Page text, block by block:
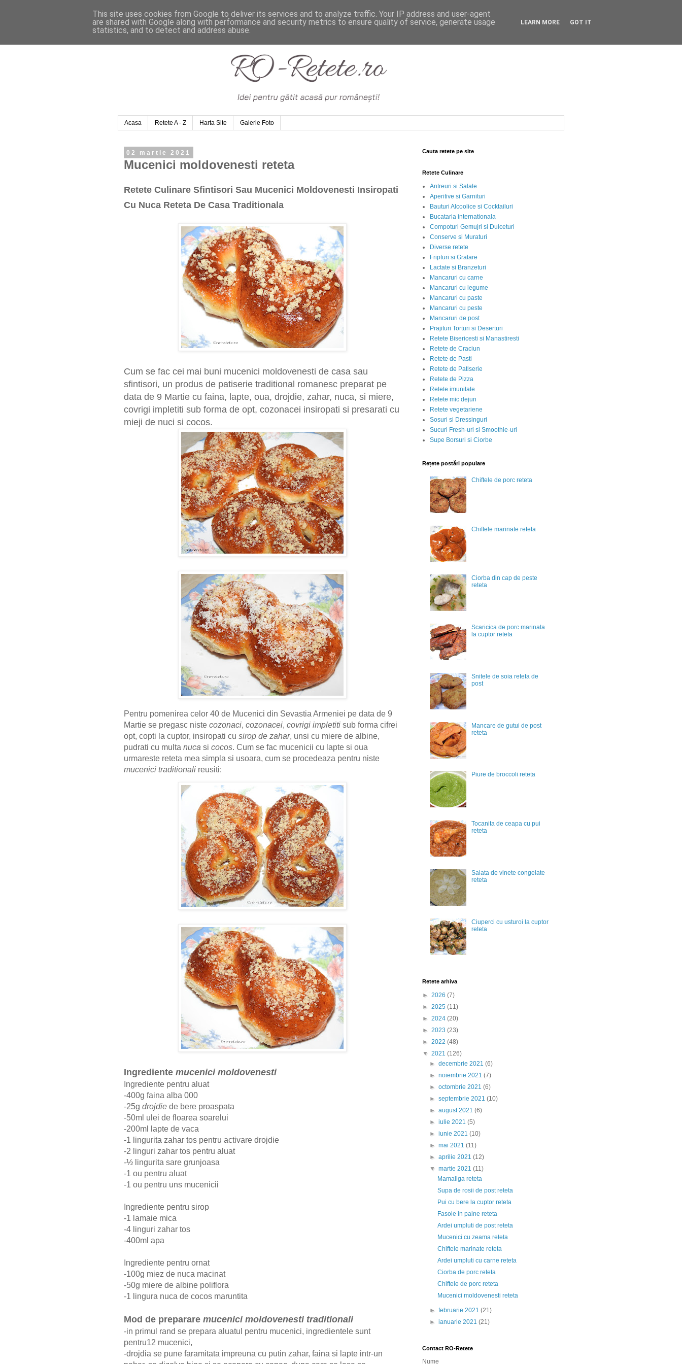
Acasa Retete A - Z Harta Site Galerie Foto
02 martie 2021
Mucenici moldovenesti reteta
Retete Culinare Sfintisori Sau Mucenici Moldovenesti Insiropati
Cu Nuca Reteta De Casa Traditionala
Cum se fac cei mai buni mucenici moldovenesti de casa sau
sfintisori, un produs de patiserie traditional romanesc preparat pe
data de 9 Martie cu faina, lapte, oua, drojdie, zahar, nuca, si miere,
covrigi impletiti sub forma de opt, cozonacei insiropati si presarati cu
mieji de nuci si cocos.
Pentru pomenirea celor 40 de Mucenici din Sevastia Armeniei pe data de 9
Martie se pregasc niste cozonaci, cozonacei, covrigi impletiti sub forma cifrei
opt, copti la cuptor, insiropati cu sirop de zahar, unsi cu miere de albine,
pudrati cu multa nuca si cocos. Cum se fac mucenicii cu lapte si oua
urmareste reteta mea simpla si usoara, cum se procedeaza pentru niste
mucenici traditionali reusiti:
Ingrediente mucenici moldovenesti
Ingrediente pentru aluat
-400g faina alba 000
-25g drojdie de bere proaspata
-50ml ulei de floarea soarelui
-200ml lapte de vaca
-1 lingurita zahar tos pentru activare drojdie
-2 linguri zahar tos pentru aluat
-½ lingurita sare grunjoasa
-1 ou pentru aluat
-1 ou pentru uns mucenicii
Ingrediente pentru sirop
-1 lamaie mica
-4 linguri zahar tos
-400ml apa
Ingrediente pentru ornat
-100g miez de nuca macinat
-50g miere de albine poliflora
-1 lingura nuca de cocos maruntita
Mod de preparare mucenici moldovenesti traditionali
-in primul rand se prepara aluatul pentru mucenici, ingredientele sunt
pentru12 mucenici,
-drojdia se pune faramitata impreuna cu putin zahar, faina si lapte intr-un
Cauta retete pe site
Retete Culinare
Antreuri si Salate
Aperitive si Garnituri
Bauturi Alcoolice si Cocktailuri
Bucataria internationala
Compoturi Gemujri si Dulceturi
Conserve si Muraturi
Diverse retete
Fripturi si Gratare
Lactate si Branzeturi
Mancaruri cu carne
Mancaruri cu legume
Mancaruri cu paste
Mancaruri cu peste
Mancaruri de post
Prajituri Torturi si Deserturi
Retete Bisericesti si Manastiresti
Retete de Craciun
Retete de Pasti
Retete de Patiserie
Retete de Pizza
Retete imunitate
Retete mic dejun
Retete vegetariene
Sosuri si Dressinguri
Sucuri Fresh-uri si Smoothie-uri
Supe Borsuri si Ciorbe
Rețete postări populare
Chiftele de porc reteta
Chiftele marinate reteta
Ciorba din cap de peste
reteta
Scaricica de porc marinata
la cuptor reteta
Snitele de soia reteta de
post
Mancare de gutui de post
reteta
Piure de broccoli reteta
Tocanita de ceapa cu pui
reteta
Salata de vinete congelate
reteta
Ciuperci cu usturoi la cuptor
reteta
Retete arhiva
► 2026 (7)
► 2025 (11)
► 2024 (20)
► 2023 (23)
► 2022 (48)
▼ 2021 (126)
►decembrie 2021(6)
►noiembrie 2021(7)
►octombrie 2021(6)
►septembrie 2021(10)
►august 2021(6)
►iulie 2021(5)
►iunie 2021(10)
►mai 2021(11)
►aprilie 2021(12)
▼martie 2021(11)
Mamaliga reteta
Supa de rosii de post reteta
Pui cu bere la cuptor reteta
Fasole in paine reteta
Ardei umpluti de post reteta
Mucenici cu zeama reteta
Chiftele marinate reteta
Ardei umpluti cu carne reteta
Ciorba de porc reteta
Chiftele de porc reteta
Mucenici moldovenesti reteta
►februarie 2021(21)
►ianuarie 2021(21)
Contact RO-Retete
Nume
This site uses cookies from Google to deliver its services and to analyze traffic. Your IP address and user-agent
are shared with Google along with performance and security metrics to ensure quality of service, generate usage
statistics, and to detect and address abuse.
LEARN MORE GOT IT